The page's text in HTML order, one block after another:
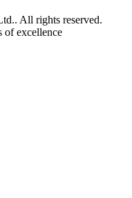
. All rights reserved.
of excellence